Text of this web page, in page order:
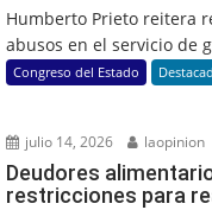
Humberto Prieto reitera
abusos en el servicio de
Congreso del Estado
julio 14, 2026 laopinion
Deudores
restricciones para